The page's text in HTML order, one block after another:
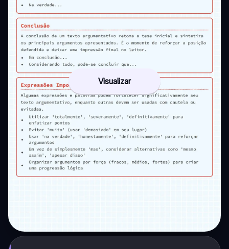
Visualizar